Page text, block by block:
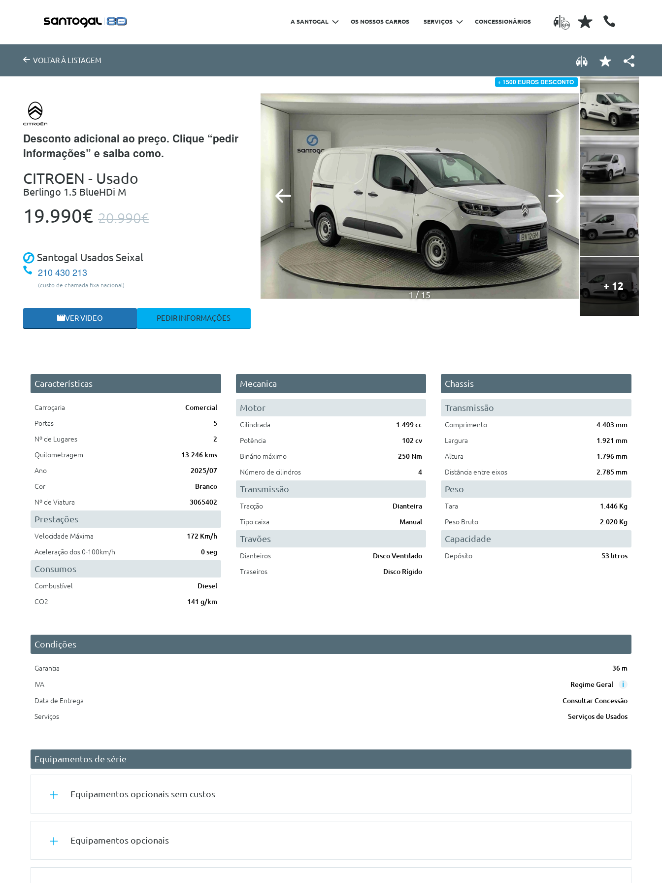
0/4
A SANTOGAL OS NOSSOS CARROS SERVIÇOS CONCESSIONÁRIOS
VOLTARÀ LISTAGEM
+ 1500 EUROS DESCONTO
1 15
+ 12
Desconto adicional ao preço. Clique “pedir
informações” e saiba como.
CITROEN - Usado
Berlingo 1.5 BlueHDi M
19.990€ 20.990€
Santogal Usados Seixal
210 430 213
(custo de chamada fixa nacional)
VER VIDEO PEDIR INFORMAÇÕES
Características
Carroçaria
Comercial
Portas
5
Nº de Lugares
2
Quilometragem
13.246 kms
Ano
2025/07
Cor
Branco
Nº de Viatura
3065402
Prestações
Velocidade Máxima
172 Km/h
Aceleração dos 0-100km/h
0 seg
Consumos
Combustível
Diesel
CO2
141 g/km
Mecanica
Motor
Cilindrada
1.499 cc
Potência
102 cv
Binário máximo
250 Nm
Número de cilindros
4
Transmissão
Tracção
Dianteira
Tipo caixa
Manual
Travões
Dianteiros
Disco Ventilado
Traseiros
Disco Rígido
Chassis
Transmissão
Comprimento
4.403 mm
Largura
1.921 mm
Altura
1.796 mm
Distância entre eixos
2.785 mm
Peso
Tara
1.446 Kg
Peso Bruto
2.020 Kg
Capacidade
Depósito 53 litros
Condições
Garantia 36 m
IVA Regime Geral i
Data de Entrega
Consultar Concessão
Serviços
Serviços de Usados
Equipamentos de série
Equipamentos opcionais sem custos
Estofos Em Tecido Curitiba
Tuning/Componentes Opticos
Equipamentos opcionais